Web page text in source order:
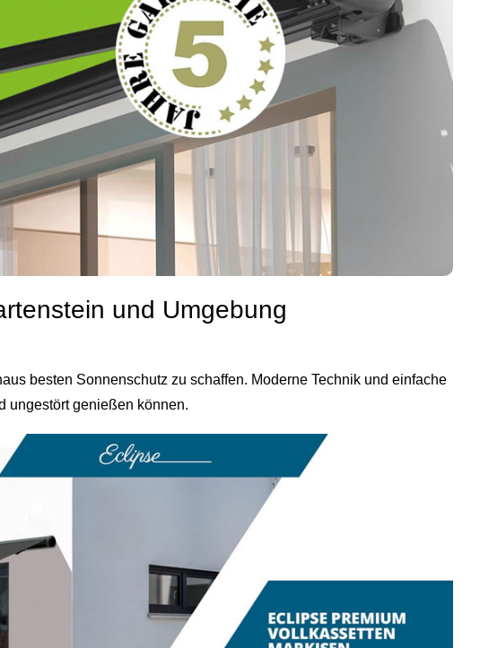
und Umgebung
besten Sonnenschutz zu schaffen. Moderne Technik und einfache
ungestört genießen können.